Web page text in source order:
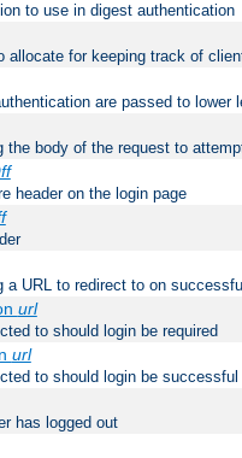
to use in digest authentication
allocate for keeping track of
are passed to lower
the body of the request to
header on the login page
a URL to redirect to on
url
to should login be required
url
to should login be successful
has logged out